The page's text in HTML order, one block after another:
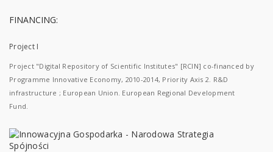
FINANCING:
Project I
Project "Digital Repository of Scientific Institutes" [RCIN] co-financed by
Programme Innovative Economy, 2010-2014, Priority Axis 2. R&D
infrastructure ; European Union. European Regional Development
Fund.